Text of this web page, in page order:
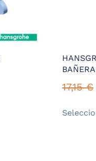
BAÑERA
17,15€